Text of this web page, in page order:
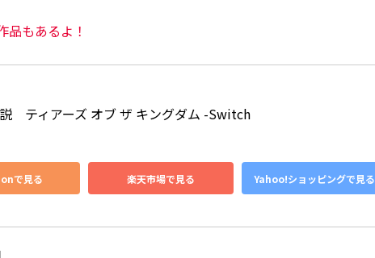
品もあるよ！
　ティアーズ オブ ザ キングダム -Switch
で見る 楽天市場で見る Yahoo!ショッピングで見る